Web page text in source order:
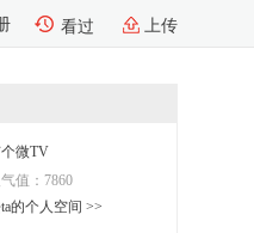
看过 上传
微TV
值： 7860
的个人空间 >>